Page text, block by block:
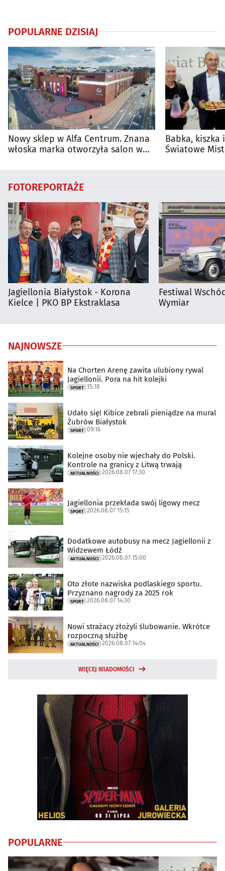
POPULARNE DZISIAJ
Nowy sklep w Alfa Centrum. Znana
włoska marka otworzyła salon w
Babka, kiszka
Światowe
FOTOREPORTAŻE
Jagiellonia Białystok - Korona
Kielce | PKO BP Ekstraklasa
Festiwal
Wymiar
NAJNOWSZE
Na Chorten Arenę zawita ulubiony rywal
Jagiellonii. Pora na hit kolejki
SPORT 15:18
Udało się! Kibice zebrali pieniądze na mural
Żubrów Białystok
SPORT 09:16
Kolejne osoby nie wjechały do Polski.
Kontrole na granicy z Litwą trwają
AKTUALNOŚCI 2026.08.07 17:30
Jagiellonia przekłada swój ligowy mecz
SPORT 2026.08.07 15:15
Dodatkowe autobusy na mecz Jagiellonii z
Widzewem Łódź
AKTUALNOŚCI 2026.08.07 15:00
Oto złote nazwiska podlaskiego sportu.
Przyznano nagrody za 2025 rok
SPORT 2026.08.07 14:30
Nowi strażacy złożyli ślubowanie. Wkrótce
rozpoczną służbę
AKTUALNOŚCI 2026.08.07 14:04
WIĘCEJ WIADOMOŚCI
POPULARNE